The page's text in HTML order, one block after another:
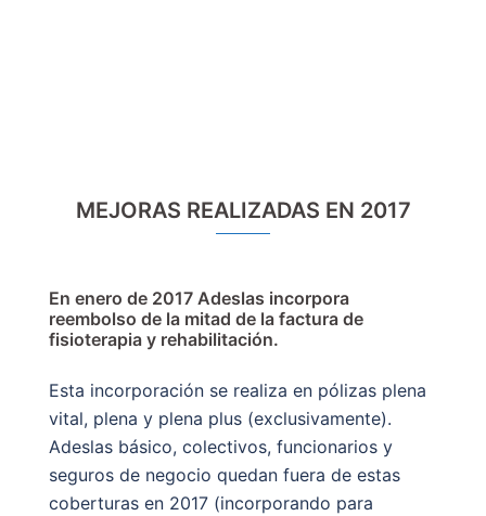
MEJORAS REALIZADAS EN 2017
En enero de 2017 Adeslas incorpora
reembolso de la mitad de la factura de
fisioterapia y rehabilitación.
Esta incorporación se realiza en pólizas plena
vital, plena y plena plus (exclusivamente).
Adeslas básico, colectivos, funcionarios y
seguros de negocio quedan fuera de estas
coberturas en 2017 (incorporando para